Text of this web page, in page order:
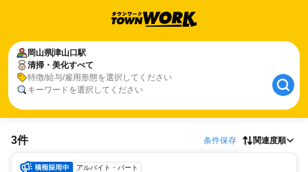
岡山県津山口駅
清掃・美化すべて
特徴/給与/雇用形態を選択してください
キーワードを選択してください
3件 条件保存 関連度順
アルバイト・パート